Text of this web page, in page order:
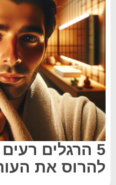
5 הרגלים
להרוס את